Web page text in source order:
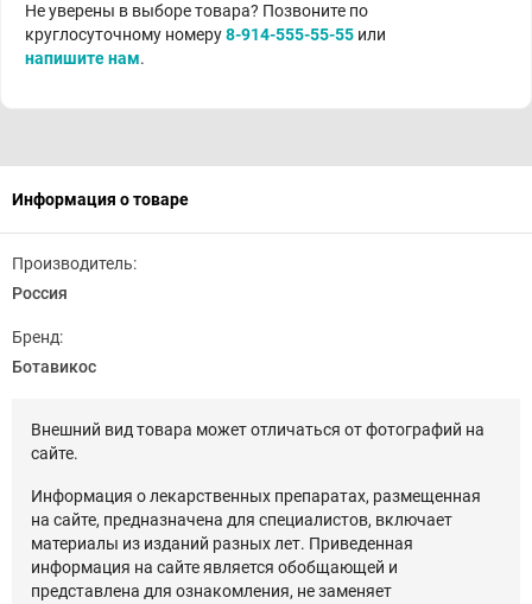
Не уверены в выборе товара? Позвоните по
круглосуточному номеру8-914-555-55-55 или
напишите нам.
Информация о товаре
Производитель:
Россия
Бренд:
Ботавикос
Внешний вид товара может отличаться от фотографий на
сайте.
Информация о лекарственных препаратах, размещенная
на сайте, предназначена для специалистов, включает
материалы из изданий разных лет. Приведенная
информация на сайте является обобщающей и
представлена для ознакомления, не заменяет